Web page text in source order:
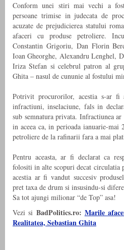
Conform unei stiri mai vechi a
persoane trimise in judecata de
acuzate de prejudicierea statului
afaceri cu produse petroliere.
Constantin Grigoriu, Dan Florin
Ioan Gheorghe, Alexandru Lenghel,
Iriza Stefan si celebrul patron al
Ghita – nasul de cununie al fostului
Potrivit procurorilor, acestia s-ar fi
infractiuni, inselaciune, fals in
sub semnatura privata. Infractiunea
in aceea ca, in perioada ianuarie-mai
petroliere de la rafinarii fara a mai
Pentru aceasta, ar fi declarat ca
folositi in alte scopuri decat circulatia
acestia ar fi vandut succesiv
pret taxa de drum si insusindu-si
Sa tot ajungi milionar “de Top” asa!
Vezi si BadPolitics.ro: Marile
Realitatea, Sebastian Ghita